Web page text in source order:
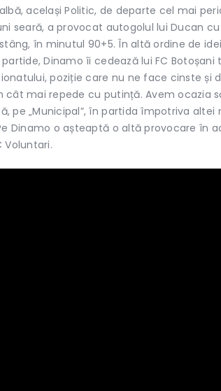
același Politic, de departe cel mai
seară, a provocat autogolul lui Ducan
în minutul 90+5. În altă ordine de
Dinamo îi cedează lui FC Botoșani
poziție care nu ne face cinste și
cât mai repede cu putință. Avem ocazia
pe „Municipal”, în partida împotriva
Dinamo o așteaptă o altă provocare în
Voluntari.